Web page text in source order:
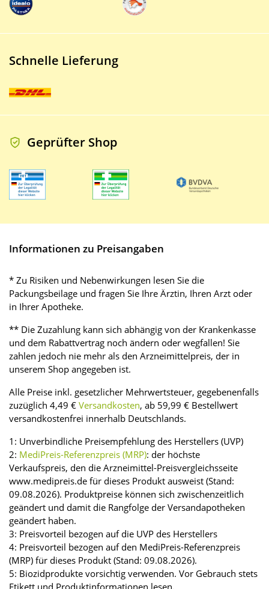
Schnelle Lieferung
Geprüfter Shop
Informationen zu Preisangaben
* Zu Risiken und Nebenwirkungen lesen Sie die
Packungsbeilage und fragen Sie Ihre Ärztin, Ihren Arzt oder
in Ihrer Apotheke.
** Die Zuzahlung kann sich abhängig von der Krankenkasse
und dem Rabattvertrag noch ändern oder wegfallen! Sie
zahlen jedoch nie mehr als den Arzneimittelpreis, der in
unserem Shop angegeben ist.
Alle Preise inkl. gesetzlicher Mehrwertsteuer, gegebenenfalls
zuzüglich 4,49 € Versandkosten, ab 59,99 € Bestellwert
versandkostenfrei innerhalb Deutschlands.
1: Unverbindliche Preisempfehlung des Herstellers (UVP)
2: MediPreis-Referenzpreis (MRP): der höchste
Verkaufspreis, den die Arzneimittel-Preisvergleichsseite
www.medipreis.de für dieses Produkt ausweist (Stand:
09.08.2026). Produktpreise können sich zwischenzeitlich
geändert und damit die Rangfolge der Versandapotheken
geändert haben.
3: Preisvorteil bezogen auf die UVP des Herstellers
4: Preisvorteil bezogen auf den MediPreis-Referenzpreis
(MRP) für dieses Produkt (Stand: 09.08.2026).
5: Biozidprodukte vorsichtig verwenden. Vor Gebrauch stets